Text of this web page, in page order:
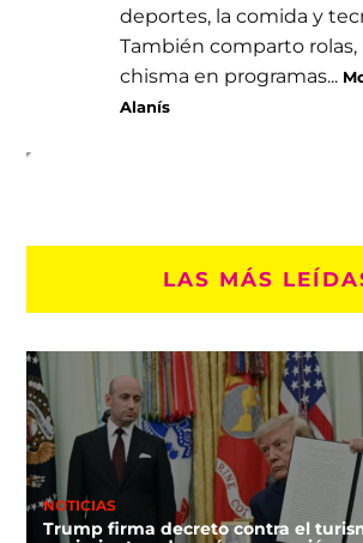
deportes, la comida y
También comparto rolas,
chisma en programas...
Alanís
LAS MÁS
NOTICIAS
Trump firma decreto contra el